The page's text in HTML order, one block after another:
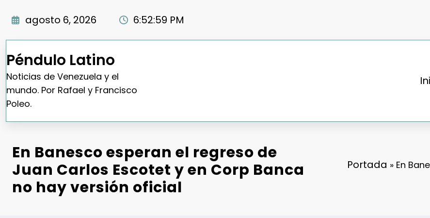
agosto 6, 2026 6:53:00 PM
Péndulo Latino
Noticias de Venezuela y el
mundo. Por Rafael y Francisco
Poleo.
En Banesco esperan el regreso de
Juan Carlos Escotet y en Corp Banca
no hay versión oficial
Portada » En